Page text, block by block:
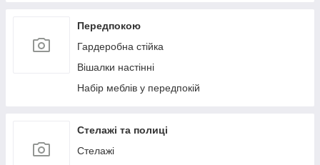
Передпокою
Гардеробна стійка
Вішалки настінні
Набір меблів у передпокій
Стелажі та полиці
Стелажі